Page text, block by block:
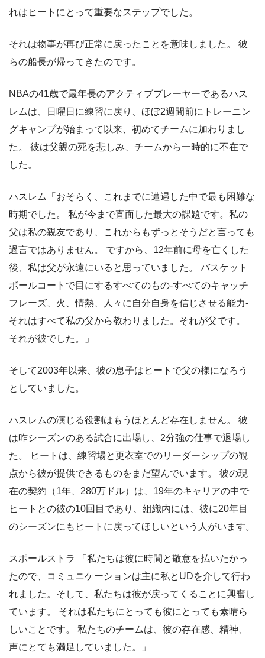
れはヒートにとって重要なステップでした。
それは物事が再び正常に戻ったことを意味しました。 彼
らの船長が帰ってきたのです。
NBAの41歳で最年長のアクティブプレーヤーであるハス
レムは、日曜日に練習に戻り、ほぼ2週間前にトレーニン
グキャンプが始まって以来、初めてチームに加わりまし
た。 彼は父親の死を悲しみ、チームから一時的に不在で
した。
ハスレム「おそらく、これまでに遭遇した中で最も困難な
時期でした。 私が今まで直面した最大の課題です。私の
父は私の親友であり、これからもずっとそうだと言っても
過言ではありません。 ですから、12年前に母を亡くした
後、私は父が永遠にいると思っていました。 バスケット
ボールコートで目にするすべてのもの-すべてのキャッチ
フレーズ、火、情熱、人々に自分自身を信じさせる能力-
それはすべて私の父から教わりました。それが父です。
それが彼でした。」
そして2003年以来、彼の息子はヒートで父の様になろう
としていました。
ハスレムの演じる役割はもうほとんど存在しません。 彼
は昨シーズンのある試合に出場し、2分強の仕事で退場し
た。 ヒートは、練習場と更衣室でのリーダーシップの観
点から彼が提供できるものをまだ望んでいます。 彼の現
在の契約（1年、280万ドル）は、19年のキャリアの中で
ヒートとの彼の10回目であり、組織内には、彼に20年目
のシーズンにもヒートに戻ってほしいという人がいます。
スポールストラ 「私たちは彼に時間と敬意を払いたかっ
たので、コミュニケーションは主に私とUDを介して行わ
れました。そして、私たちは彼が戻ってくることに興奮し
ています。 それは私たちにとっても彼にとっても素晴ら
しいことです。 私たちのチームは、彼の存在感、精神、
声にとても満足していました。」